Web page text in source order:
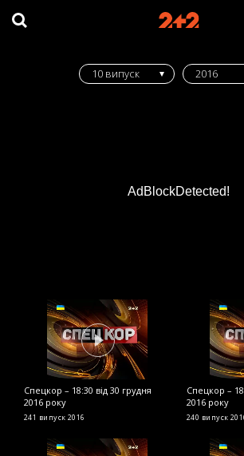
AdBlockDetected!
10 випуск 2016
Спецкор – 18:30 від 30 грудня
2016 року
241 випуск 2016
Спецкор –
2016 року
240 випуск